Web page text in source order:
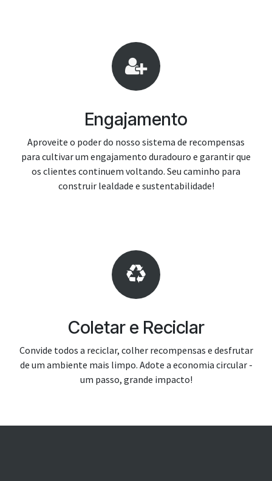
Engajamento
Aproveite o poder do nosso sistema de recompensas
para cultivar um engajamento duradouro e garantir que
os clientes continuem voltando. Seu caminho para
construir lealdade e sustentabilidade!
Coletar e Reciclar
Convide todos a reciclar, colher recompensas e desfrutar
de um ambiente mais limpo. Adote a economia circular -
um passo, grande impacto!